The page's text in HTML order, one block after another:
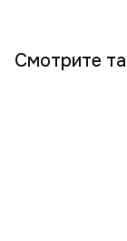
Смотрите